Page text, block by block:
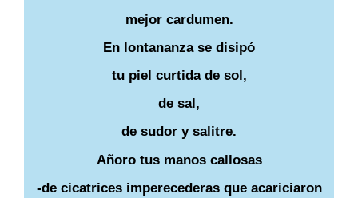
mejor cardumen.
En lontananza se disipó
tu piel curtida de sol,
de sal,
de sudor y salitre.
Añoro tus manos callosas
-de cicatrices imperecederas que acariciaron